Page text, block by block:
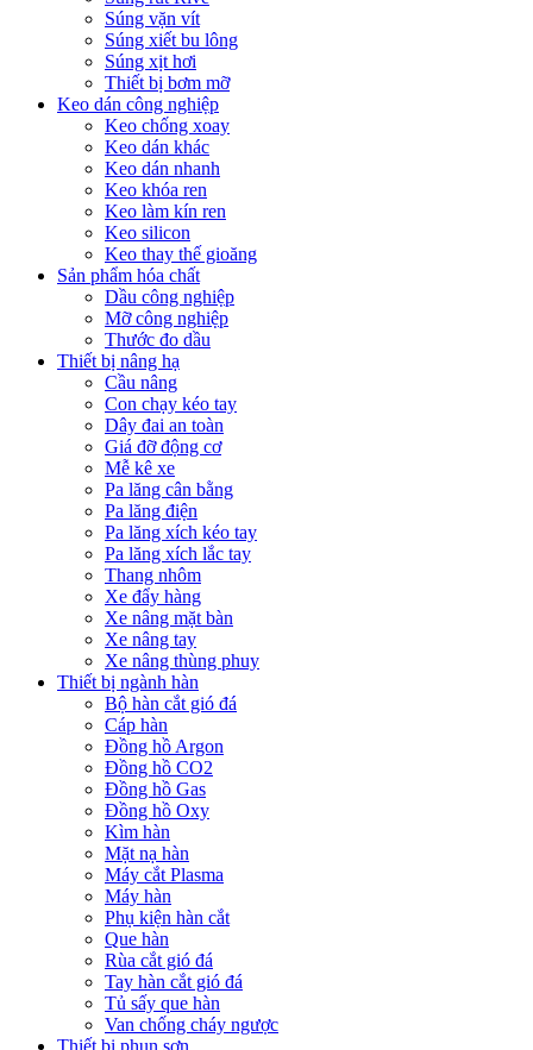
Súng vặn vít
Súng xiết bu lông
Súng xịt hơi
Thiết bị bơm mỡ
Keo dán công nghiệp
Keo chống xoay
Keo dán khác
Keo dán nhanh
Keo khóa ren
Keo làm kín ren
Keo silicon
Keo thay thế gioăng
Sản phẩm hóa chất
Dầu công nghiệp
Mỡ công nghiệp
Thước đo dầu
Thiết bị nâng hạ
Cầu nâng
Con chạy kéo tay
Dây đai an toàn
Giá đỡ động cơ
Mễ kê xe
Pa lăng cân bằng
Pa lăng điện
Pa lăng xích kéo tay
Pa lăng xích lắc tay
Thang nhôm
Xe đẩy hàng
Xe nâng mặt bàn
Xe nâng tay
Xe nâng thùng phuy
Thiết bị ngành hàn
Bộ hàn cắt gió đá
Cáp hàn
Đồng hồ Argon
Đồng hồ CO2
Đồng hồ Gas
Đồng hồ Oxy
Kìm hàn
Mặt nạ hàn
Máy cắt Plasma
Máy hàn
Phụ kiện hàn cắt
Que hàn
Rùa cắt gió đá
Tay hàn cắt gió đá
Tủ sấy que hàn
Van chống cháy ngược
Thiết bị phun sơn